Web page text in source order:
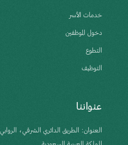
خدمات الأسر
دخول الموظفين
التطوع
التوظيف
عنواننا